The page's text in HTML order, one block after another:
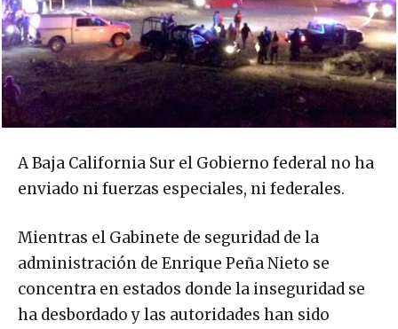
A Baja California Sur el Gobierno federal no ha
enviado ni fuerzas especiales, ni federales.
Mientras el Gabinete de seguridad de la
administración de Enrique Peña Nieto se
concentra en estados donde la inseguridad se
ha desbordado y las autoridades han sido